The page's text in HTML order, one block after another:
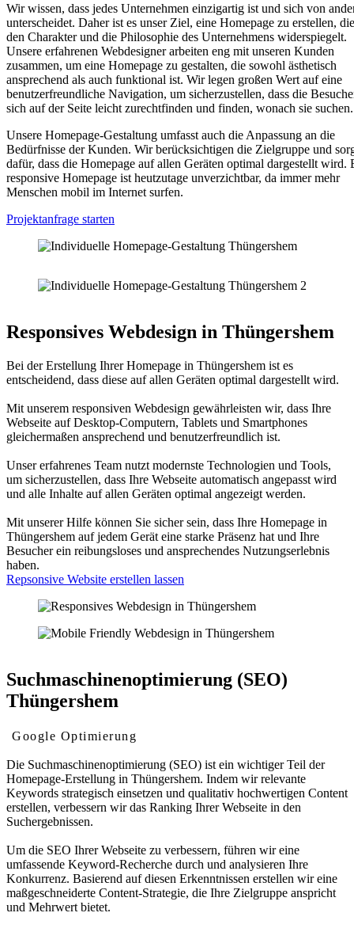
Wir wissen, dass jedes Unternehmen einzigartig ist und sich von
unterscheidet. Daher ist es unser Ziel, eine Homepage zu erstellen, die
den Charakter und die Philosophie des Unternehmens widerspiegelt.
Unsere erfahrenen Webdesigner arbeiten eng mit unseren Kunden
zusammen, um eine Homepage zu gestalten, die sowohl ästhetisch
ansprechend als auch funktional ist. Wir legen großen Wert auf eine
benutzerfreundliche Navigation, um sicherzustellen, dass die
sich auf der Seite leicht zurechtfinden und finden, wonach sie suchen.
Unsere Homepage-Gestaltung umfasst auch die Anpassung an die
Bedürfnisse der Kunden. Wir berücksichtigen die Zielgruppe und
dafür, dass die Homepage auf allen Geräten optimal dargestellt wird.
responsive Homepage ist heutzutage unverzichtbar, da immer mehr
Menschen mobil im Internet surfen.
Projektanfrage starten
Responsives Webdesign in Thüngershem
Bei der Erstellung Ihrer Homepage in Thüngershem ist es
entscheidend, dass diese auf allen Geräten optimal dargestellt wird.
Mit unserem responsiven Webdesign gewährleisten wir, dass Ihre
Webseite auf Desktop-Computern, Tablets und Smartphones
gleichermaßen ansprechend und benutzerfreundlich ist.
Unser erfahrenes Team nutzt modernste Technologien und Tools,
um sicherzustellen, dass Ihre Webseite automatisch angepasst wird
und alle Inhalte auf allen Geräten optimal angezeigt werden.
Mit unserer Hilfe können Sie sicher sein, dass Ihre Homepage in
Thüngershem auf jedem Gerät eine starke Präsenz hat und Ihre
Besucher ein reibungsloses und ansprechendes Nutzungserlebnis
haben.
Repsonsive Website erstellen lassen
Suchmaschinenoptimierung (SEO)
Thüngershem
Google Optimierung
Die Suchmaschinenoptimierung (SEO) ist ein wichtiger Teil der
Homepage-Erstellung in Thüngershem. Indem wir relevante
Keywords strategisch einsetzen und qualitativ hochwertigen Content
erstellen, verbessern wir das Ranking Ihrer Webseite in den
Suchergebnissen.
Um die SEO Ihrer Webseite zu verbessern, führen wir eine
umfassende Keyword-Recherche durch und analysieren Ihre
Konkurrenz. Basierend auf diesen Erkenntnissen erstellen wir eine
maßgeschneiderte Content-Strategie, die Ihre Zielgruppe anspricht
und Mehrwert bietet.